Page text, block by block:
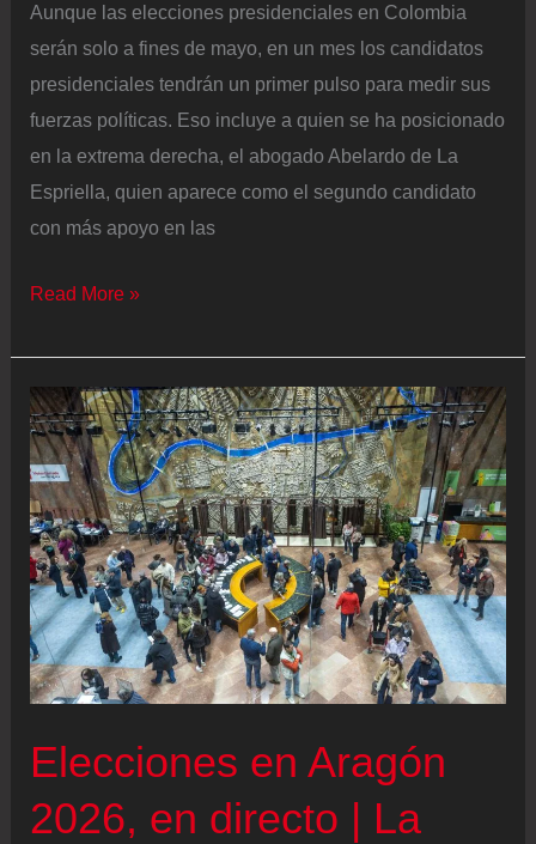
Aunque las elecciones presidenciales en Colombia
serán solo a fines de mayo, en un mes los candidatos
presidenciales tendrán un primer pulso para medir sus
fuerzas políticas. Eso incluye a quien se ha posicionado
en la extrema derecha, el abogado Abelardo de La
Espriella, quien aparece como el segundo candidato
con más apoyo en las
Abelardo
La
Espriella
prepara
su
primer
pulso
electoral
con
el
partido
Nacional
Read More »
Elecciones en Aragón
2026, en directo | La